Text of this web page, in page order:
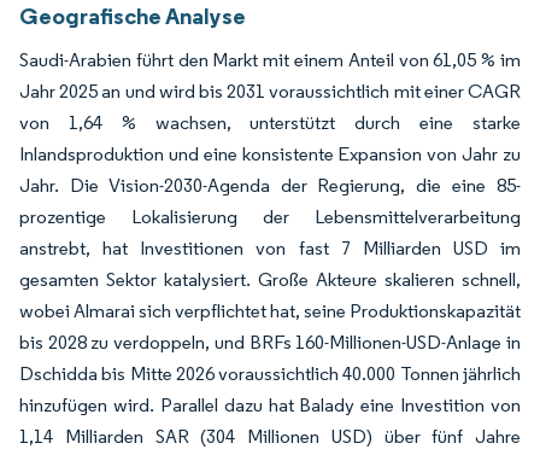
Geografische Analyse
Saudi-Arabien führt den Markt mit einem Anteil von 61,05 % im
Jahr 2025 an und wird bis 2031 voraussichtlich mit einer CAGR
von 1,64 % wachsen, unterstützt durch eine starke
Inlandsproduktion und eine konsistente Expansion von Jahr zu
Jahr. Die Vision-2030-Agenda der Regierung, die eine 85-
prozentige Lokalisierung der Lebensmittelverarbeitung
anstrebt, hat Investitionen von fast 7 Milliarden USD im
gesamten Sektor katalysiert. Große Akteure skalieren schnell,
wobei Almarai sich verpflichtet hat, seine Produktionskapazität
bis 2028 zu verdoppeln, und BRFs 160-Millionen-USD-Anlage in
Dschidda bis Mitte 2026 voraussichtlich 40.000 Tonnen jährlich
hinzufügen wird. Parallel dazu hat Balady eine Investition von
1,14 Milliarden SAR (304 Millionen USD) über fünf Jahre